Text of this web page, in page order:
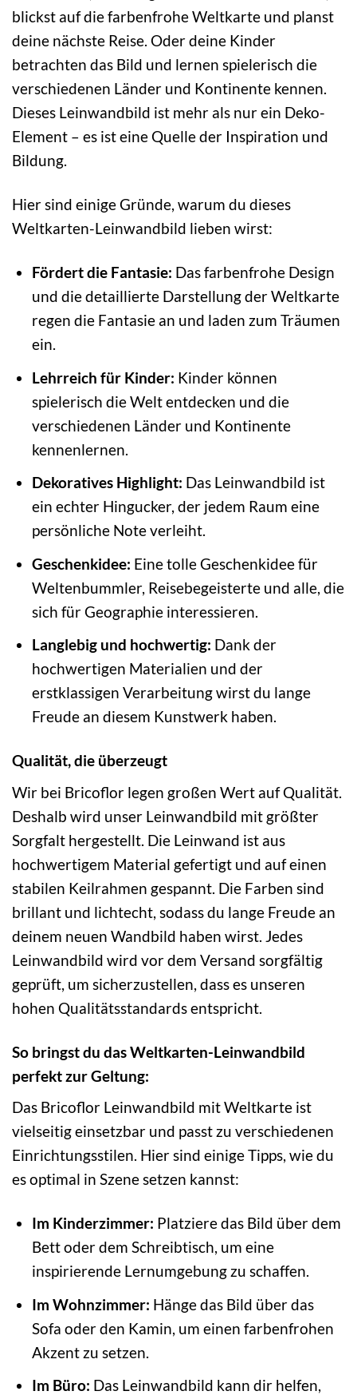
blickst auf die farbenfrohe Weltkarte und planst
deine nächste Reise. Oder deine Kinder
betrachten das Bild und lernen spielerisch die
verschiedenen Länder und Kontinente kennen.
Dieses Leinwandbild ist mehr als nur ein Deko-
Element – es ist eine Quelle der Inspiration und
Bildung.
Hier sind einige Gründe, warum du dieses
Weltkarten-Leinwandbild lieben wirst:
Fördert die Fantasie: Das farbenfrohe Design
und die detaillierte Darstellung der Weltkarte
regen die Fantasie an und laden zum Träumen
ein.
Lehrreich für Kinder: Kinder können
spielerisch die Welt entdecken und die
verschiedenen Länder und Kontinente
kennenlernen.
Dekoratives Highlight: Das Leinwandbild ist
ein echter Hingucker, der jedem Raum eine
persönliche Note verleiht.
Geschenkidee: Eine tolle Geschenkidee für
Weltenbummler, Reisebegeisterte und alle, die
sich für Geographie interessieren.
Langlebig und hochwertig: Dank der
hochwertigen Materialien und der
erstklassigen Verarbeitung wirst du lange
Freude an diesem Kunstwerk haben.
Qualität, die überzeugt
Wir bei Bricoflor legen großen Wert auf Qualität.
Deshalb wird unser Leinwandbild mit größter
Sorgfalt hergestellt. Die Leinwand ist aus
hochwertigem Material gefertigt und auf einen
stabilen Keilrahmen gespannt. Die Farben sind
brillant und lichtecht, sodass du lange Freude an
deinem neuen Wandbild haben wirst. Jedes
Leinwandbild wird vor dem Versand sorgfältig
geprüft, um sicherzustellen, dass es unseren
hohen Qualitätsstandards entspricht.
So bringst du das Weltkarten-Leinwandbild
perfekt zur Geltung:
Das Bricoflor Leinwandbild mit Weltkarte ist
vielseitig einsetzbar und passt zu verschiedenen
Einrichtungsstilen. Hier sind einige Tipps, wie du
es optimal in Szene setzen kannst:
Im Kinderzimmer: Platziere das Bild über dem
Bett oder dem Schreibtisch, um eine
inspirierende Lernumgebung zu schaffen.
Im Wohnzimmer: Hänge das Bild über das
Sofa oder den Kamin, um einen farbenfrohen
Akzent zu setzen.
Im Büro: Das Leinwandbild kann dir helfen,